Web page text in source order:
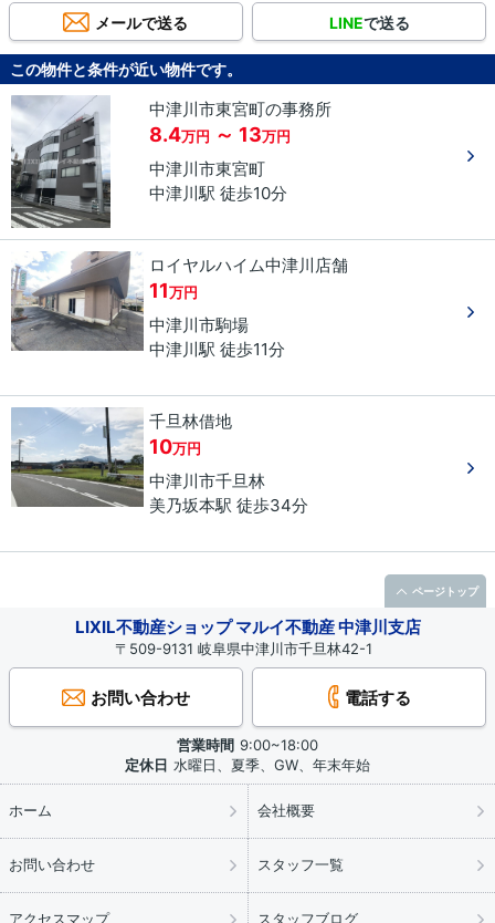
メールで送る LINEで送る
この物件と条件が近い物件です。
中津川市東宮町の事務所
8.4万円 ～ 13万円
中津川市東宮町
中津川駅 徒歩10分
ロイヤルハイム中津川店舗
11万円
中津川市駒場
中津川駅 徒歩11分
千旦林借地
10万円
中津川市千旦林
美乃坂本駅 徒歩34分
LIXIL不動産ショップ マルイ不動産 中津川支店
〒509-9131 岐阜県中津川市千旦林42-1
お問い合わせ 電話する
営業時間 9:00~18:00
定休日 水曜日、夏季、GW、年末年始
ホーム 会社概要
お問い合わせ スタッフ一覧
アクセスマップ スタッフブログ
ページトップ